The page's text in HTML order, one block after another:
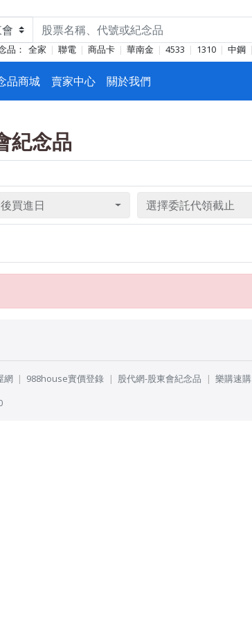
品： 全家 聯電 商品卡 華南金 4533 1310 中鋼
品商城 賣家中心 關於我們
紀念品
買進日 選擇委託代領截止
網 988house實價登錄 股代網-股東會紀念品
樂購速購